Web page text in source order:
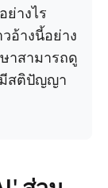
างไร
อ้างนี้อย่าง
าสามารถดู
มีสติปัญญา